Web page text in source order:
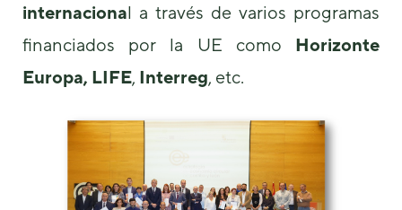
internacional a través de varios programas
financiados por la UE como Horizonte
Europa, LIFE, Interreg, etc.
posibilidad de
ver contenido y
ofertas